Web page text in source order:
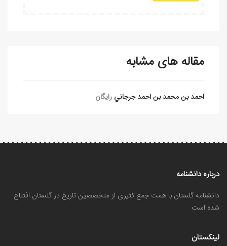
مقاله های مشابه
احمد بن محمد بن احمد جرجاني رایگان
درباره دانشنامه
دانشنامه گلستان با همت جمع کثیری از متخصصین تاریخ در گلستان افتتاح
شده است
لینکستان